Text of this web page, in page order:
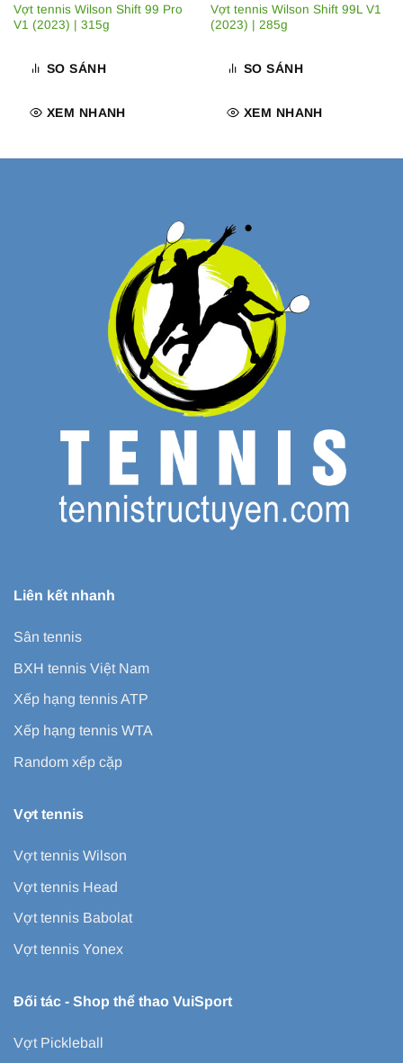
Vợt tennis Wilson Shift 99 Pro
V1 (2023) | 315g
SO SÁNH
XEM NHANH
Vợt tennis Wilson Shift 99L V1
(2023) | 285g
SO SÁNH
XEM NHANH
Liên kết nhanh
Sân tennis
BXH tennis Việt Nam
Xếp hạng tennis ATP
Xếp hạng tennis WTA
Random xếp cặp
Vợt tennis
Vợt tennis Wilson
Vợt tennis Head
Vợt tennis Babolat
Vợt tennis Yonex
Đối tác - Shop thể thao VuiSport
Vợt Pickleball